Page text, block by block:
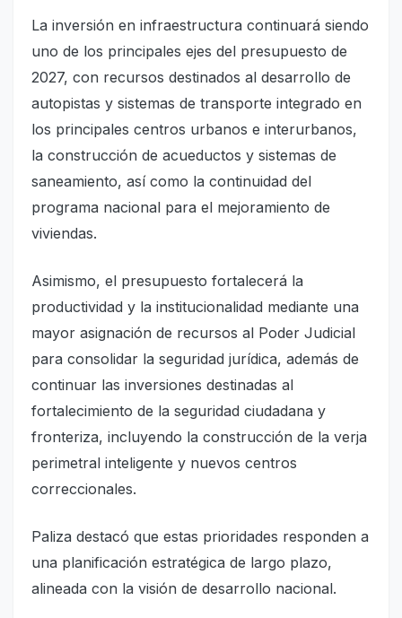
La inversión en infraestructura continuará siendo
uno de los principales ejes del presupuesto de
2027, con recursos destinados al desarrollo de
autopistas y sistemas de transporte integrado en
los principales centros urbanos e interurbanos,
la construcción de acueductos y sistemas de
saneamiento, así como la continuidad del
programa nacional para el mejoramiento de
viviendas.
Asimismo, el presupuesto fortalecerá la
productividad y la institucionalidad mediante una
mayor asignación de recursos al Poder Judicial
para consolidar la seguridad jurídica, además de
continuar las inversiones destinadas al
fortalecimiento de la seguridad ciudadana y
fronteriza, incluyendo la construcción de la verja
perimetral inteligente y nuevos centros
correccionales.
Paliza destacó que estas prioridades responden a
una planificación estratégica de largo plazo,
alineada con la visión de desarrollo nacional.